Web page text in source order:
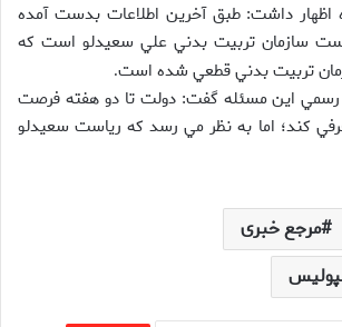
اظهار داشت: طبق آخرين اطلاعات بدست آمده
سازمان تربيت بدني علي سعيدلو است كه
تربيت بدني قطعي شده است.
رسمي اين مسئله گفت: دولت تا دو هفته فرصت
كند؛ اما به نظر مي رسد كه رياست سعيدلو
مرجع خبری